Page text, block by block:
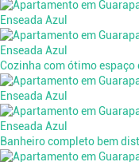
Cozinha com ótimo
Banheiro completo bem